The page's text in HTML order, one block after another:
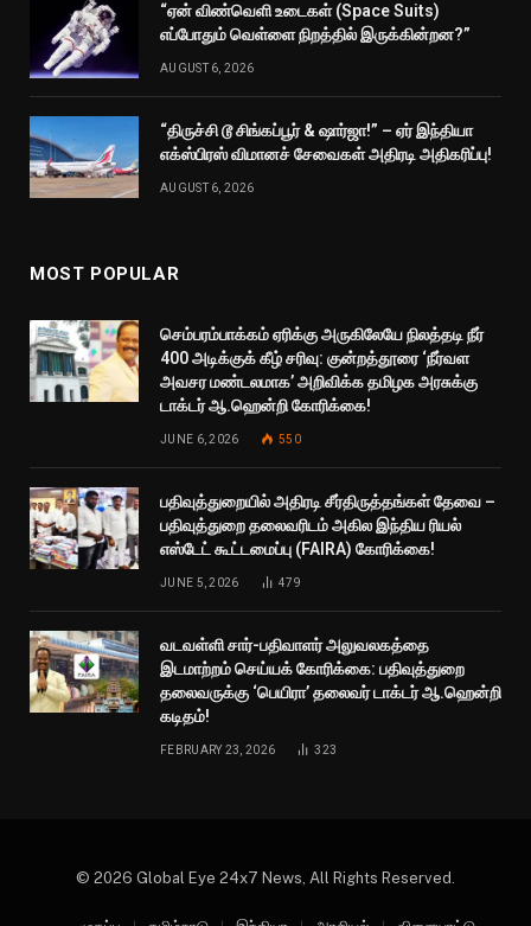
“ஏன் விண்வெளி உடைகள் (Space Suits)
எப்போதும் வெள்ளை நிறத்தில் இருக்கின்றன?”
AUGUST 6, 2026
“திருச்சி டூ சிங்கப்பூர் & ஷார்ஜா!” – ஏர் இந்தியா
எக்ஸ்பிரஸ் விமானச் சேவைகள் அதிரடி அதிகரிப்பு!
AUGUST 6, 2026
MOST POPULAR
செம்பரம்பாக்கம் ஏரிக்கு அருகிலேயே நிலத்தடி நீர்
400 அடிக்குக் கீழ் சரிவு: குன்றத்தூரை ‘நீர்வள
அவசர மண்டலமாக’ அறிவிக்க தமிழக அரசுக்கு
டாக்டர் ஆ.ஹென்றி கோரிக்கை!
JUNE 6, 2026 550
பதிவுத்துறையில் அதிரடி சீர்திருத்தங்கள் தேவை –
பதிவுத்துறை தலைவரிடம் அகில இந்திய ரியல்
எஸ்டேட் கூட்டமைப்பு (FAIRA) கோரிக்கை!
JUNE 5, 2026 479
வடவள்ளி சார்-பதிவாளர் அலுவலகத்தை
இடமாற்றம் செய்யக் கோரிக்கை: பதிவுத்துறை
தலைவருக்கு ‘பெயிரா’ தலைவர் டாக்டர் ஆ.ஹென்றி
கடிதம்!
FEBRUARY 23, 2026 323
© 2026 Global Eye 24x7 News, All Rights Reserved.